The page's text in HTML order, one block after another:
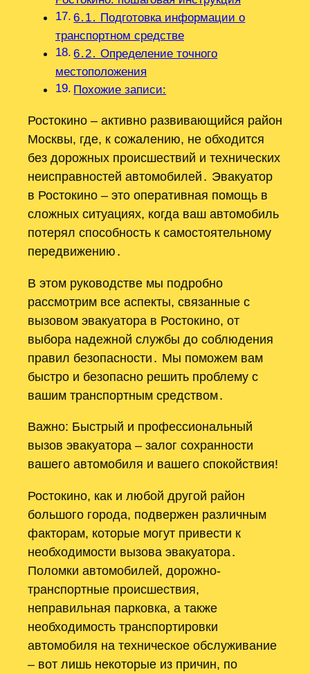
6․1․ Подготовка информации о
транспортном средстве
6․2․ Определение точного
местоположения
Похожие записи:
Ростокино – активно развивающийся район
Москвы, где, к сожалению, не обходится
без дорожных происшествий и технических
неисправностей автомобилей․ Эвакуатор
в Ростокино – это оперативная помощь в
сложных ситуациях, когда ваш автомобиль
потерял способность к самостоятельному
передвижению․
В этом руководстве мы подробно
рассмотрим все аспекты, связанные с
вызовом эвакуатора в Ростокино, от
выбора надежной службы до соблюдения
правил безопасности․ Мы поможем вам
быстро и безопасно решить проблему с
вашим транспортным средством․
Важно: Быстрый и профессиональный
вызов эвакуатора – залог сохранности
вашего автомобиля и вашего спокойствия!
Ростокино, как и любой другой район
большого города, подвержен различным
факторам, которые могут привести к
необходимости вызова эвакуатора․
Поломки автомобилей, дорожно-
транспортные происшествия,
неправильная парковка, а также
необходимость транспортировки
автомобиля на техническое обслуживание
– вот лишь некоторые из причин, по